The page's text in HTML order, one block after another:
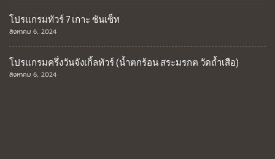
โปรแกรมทัวร์ 7 เกาะ ซันเซ็ท
สิงหาคม 6, 2024
โปรแกรมครึ่งวันจังเกิ้ลทัวร์ (น้ำตกร้อน สระมรกต วัดถ้ำเสือ)
สิงหาคม 6, 2024